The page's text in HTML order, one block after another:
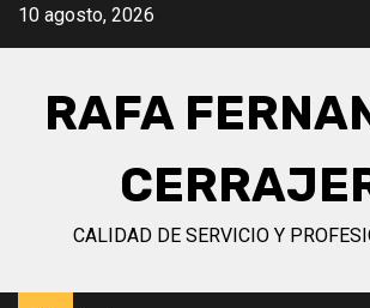
Saltar
10 agosto, 2026
RAFA
CALIDAD DE SERVICIO Y